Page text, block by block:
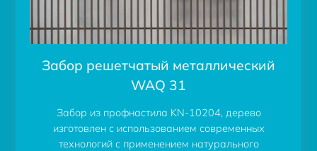
Забор решетчатый металлический
WAQ 31
Забор из профнастила KN-10204, дерево
изготовлен с использованием современных
технологий с применением натурального